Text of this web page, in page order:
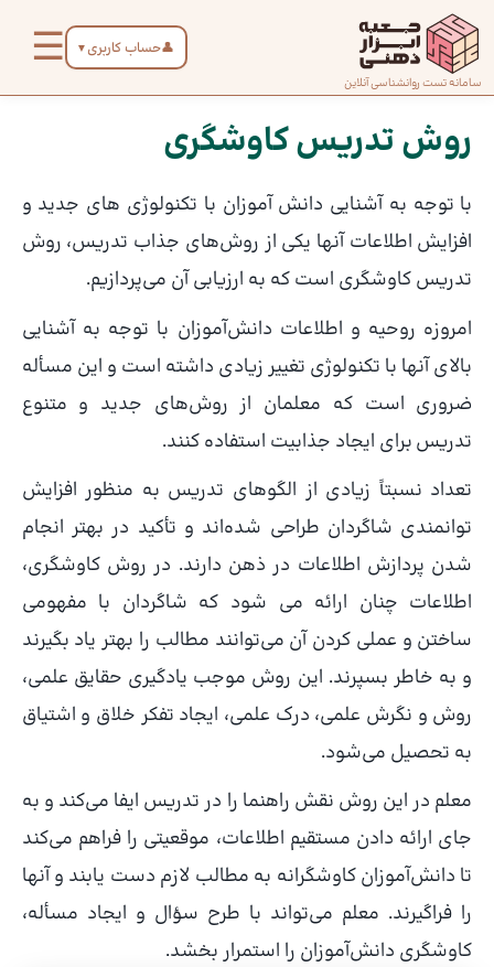
محتوا
سامانه تست روانشناسی آنلاین
👤حساب کاربری ▼
☰
صفحه
اصلی
درباره
ما
تماس
با ما
دسته‌بندی
تست‌ها
روش تدریس کاوشگری
با توجه به آشنایی دانش آموزان با تکنولوژی های جدید و
افزایش اطلاعات آنها یکی از روش‌های جذاب تدریس، روش
تدریس کاوشگری است که به ارزیابی آن می‌پردازیم.
امروزه روحیه و اطلاعات دانش‌آموزان با توجه به آشنایی
بالای آنها با تکنولوژی تغییر زیادی داشته است و این مسأله
ضروری است که معلمان از روش‌های جدید و متنوع
تدریس برای ایجاد جذابیت استفاده کنند.
تعداد نسبتاً زیادی از الگوهای تدریس به منظور افزایش
توانمندی شاگردان طراحی شده‌اند و تأکید در بهتر انجام
شدن پردازش اطلاعات در ذهن دارند. در روش کاوشگری،
اطلاعات چنان ارائه می شود که شاگردان با مفهومی
ساختن و عملی کردن آن می‌توانند مطالب را بهتر یاد بگیرند
و به خاطر بسپرند. این روش موجب یادگیری حقایق علمی،
روش و نگرش علمی، درک علمی، ایجاد تفکر خلاق و اشتیاق
به تحصیل می‌شود.
معلم در این روش نقش راهنما را در تدریس ایفا می‌کند و به
جای ارائه دادن مستقیم اطلاعات، موقعیتی را فراهم می‌کند
تا دانش‌آموزان کاوشگرانه به مطالب لازم دست یابند و آنها
را فراگیرند. معلم می‌تواند با طرح سؤال و ایجاد مسأله،
کاوشگری دانش‌آموزان را استمرار بخشد.
پیمایش